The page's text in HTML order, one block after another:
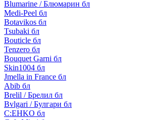
Blumarine / Блюмарин бл
Medi-Peel бл
Botavikos бл
Tsubaki бл
Bouticle бл
Tenzero бл
Bouquet Garni бл
Skin1004 бл
Jmella in France бл
Abib бл
Brelil / Брелил бл
Bvlgari / Булгари бл
C:EHKO бл